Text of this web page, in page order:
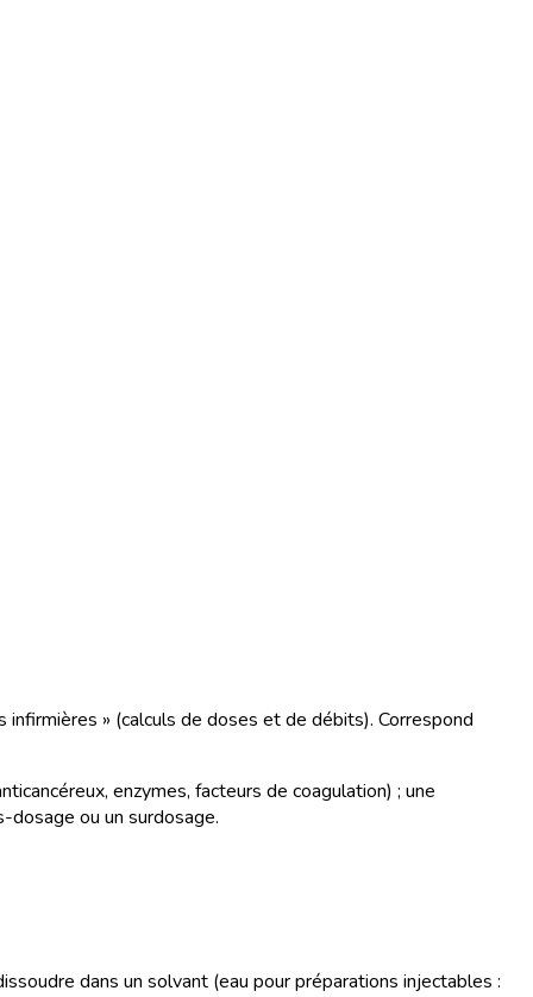
» (calculs de doses et de débits). Correspond
enzymes, facteurs de coagulation) ; une
ou un surdosage.
dans un solvant (eau pour préparations injectables :